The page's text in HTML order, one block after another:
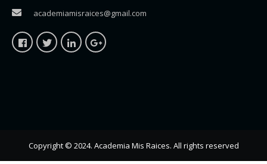
academiamisraices@gmail.com
Copyright © 2024. Academia Mis Raices. All rights reserved